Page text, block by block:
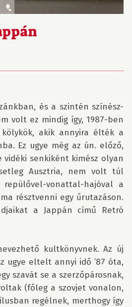
és a szintén színész-
volt ez mindig így, 1987-ben
akik annyira élték a
Ez ugye még az ún. előző,
senkiként kimész olyan
Ausztria, nem volt túl
vonattal-hajóval a
résztvenni egy űrutazáson.
a Jappán című Retró
kultkönyvnek. Az új
ugye eltelt annyi idő ’87 óta,
szavát se a szerzőpárosnak,
(főleg a szovjet vonalon,
regélnek, merthogy így